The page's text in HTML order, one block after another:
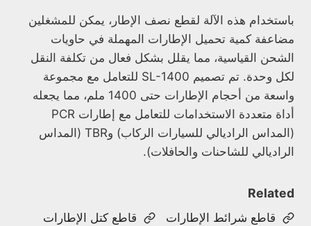
باستخدام هذه الآلة لقطع نصف الإطار، يمكن للمشغلين
مضاعفة كمية تحميل الإطارات المهملة في حاويات
الشحن القياسية، مما يقلل بشكل فعال من تكلفة النقل
لكل وحدة. تم تصميم SL-1400 للتعامل مع مجموعة
واسعة من أحجام الإطارات حتى 1400 ملم، مما يجعله
أداة متعددة الاستخدامات للتعامل مع إطارات PCR
(المداس الراديالي للسيارات الركاب) وTBR (المداس
الراديالي للشاحنات والحافلات).
Related
قاطع شرائط الإطارات قاطع كتل الإطارات